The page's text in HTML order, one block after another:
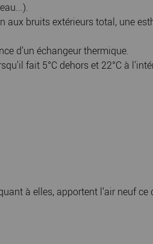
bruits extérieurs total, une
d’un échangeur thermique.
fait 5°C dehors et 22°C à
à elles, apportent l’air neuf